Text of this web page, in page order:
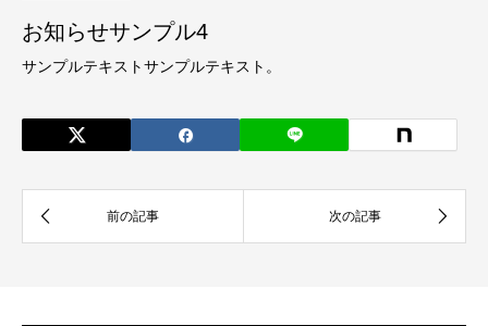
お知らせサンプル4
サンプルテキストサンプルテキスト。